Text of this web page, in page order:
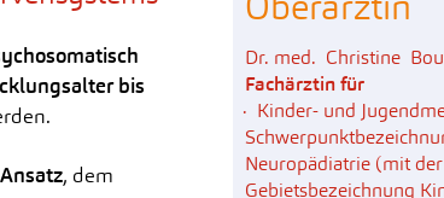
Privatambulanz für
Medizin
Praxiszentrum
Demenz
Sozialarbeit
&
bis
, dem
Dr. med. Christine
Fachärztin für
Kinder- und
Neuropädiatrie (mit der
Gebietsbezeichnung